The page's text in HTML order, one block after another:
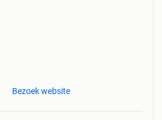
Bezoek website